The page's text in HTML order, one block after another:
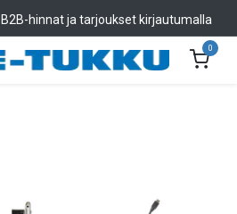
B2B-hinnat ja tarjoukset kirjautumalla
0